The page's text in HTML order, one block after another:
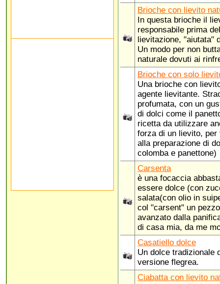
Brioche con lievito
In questa brioche il
responsabile prima
lievitazione, "aiutata"
Un modo per non
naturale dovuti ai
Brioche con solo
Una brioche con
agente lievitante.
profumata, con un
di dolci come il
ricetta da utilizzare
forza di un lievito,
alla preparazione di
colomba e panettone)
Carsenta
è una focaccia
essere dolce (con
salata(con olio in
col "carsent" un
avanzato dalla
di casa mia, da me
Casatiello dolce
Un dolce tradizionale
versione flegrea.
Ciabatta con lievito